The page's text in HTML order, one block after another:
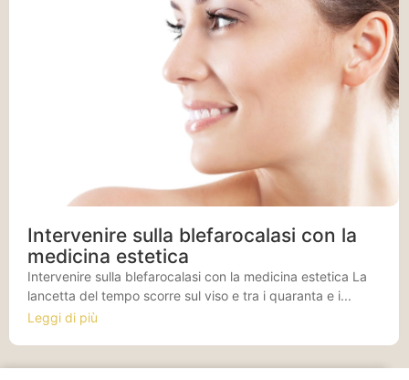
Intervenire sulla blefarocalasi con la
medicina estetica
Intervenire sulla blefarocalasi con la medicina estetica La
lancetta del tempo scorre sul viso e tra i quaranta e i...
Leggi di più